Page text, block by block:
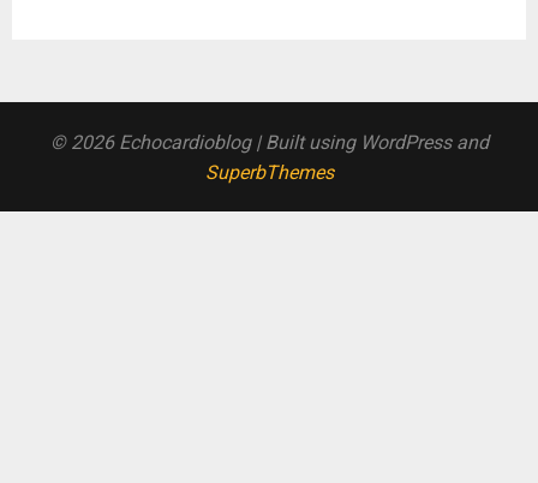
© 2026 Echocardioblog | Built using WordPress and
SuperbThemes